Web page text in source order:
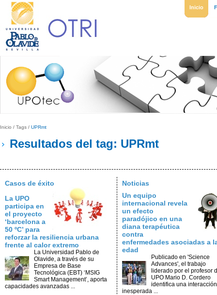
Inicio
Inicio / Tags / UPRmt
Resultados del tag: UPRmt
Casos de éxito
La UPO
participa en
el proyecto
‘barcelona a
50 ºC’ para
reforzar la resiliencia urbana
frente al calor extremo
La Universidad Pablo de
Olavide, a través de su
Empresa de Base
Tecnológica (EBT) ‘MSIG
Smart Management’, aporta
capacidades avanzadas ...
Noticias
Un equipo
internacional revela
un efecto
paradójico en una
diana terapéutica
contra
enfermedades asociadas a
edad
Publicado en 'Science
Advances', el trabajo
liderado por el profesor
UPO Mario D. Cordero
identifica una interacción
inesperada ...